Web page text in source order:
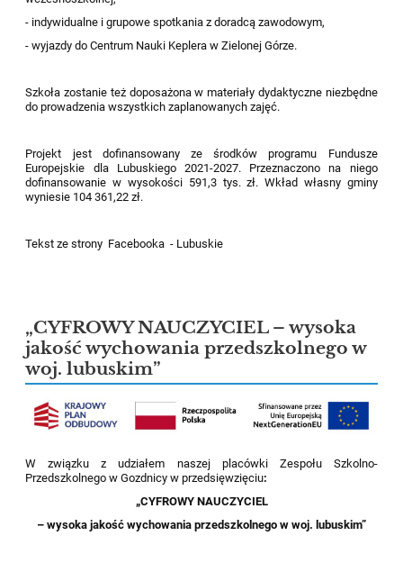
- indywidualne i grupowe spotkania z doradcą zawodowym,
- wyjazdy do Centrum Nauki Keplera w Zielonej Górze.
Szkoła zostanie też doposażona w materiały dydaktyczne niezbędne
do prowadzenia wszystkich zaplanowanych zajęć.
Projekt jest dofinansowany ze środków programu Fundusze
Europejskie dla Lubuskiego 2021-2027. Przeznaczono na niego
dofinansowanie w wysokości 591,3 tys. zł. Wkład własny gminy
wyniesie 104 361,22 zł.
Tekst ze strony Facebooka - Lubuskie
„CYFROWY NAUCZYCIEL – wysoka
jakość wychowania przedszkolnego w
woj. lubuskim”
W związku z udziałem naszej placówki Zespołu Szkolno-
Przedszkolnego w Gozdnicy w przedsięwzięciu:
„CYFROWY NAUCZYCIEL
– wysoka jakość wychowania przedszkolnego w woj. lubuskim”